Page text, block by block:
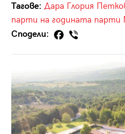
Тагове: Дара Глория
парти на годината парти
Сподели: